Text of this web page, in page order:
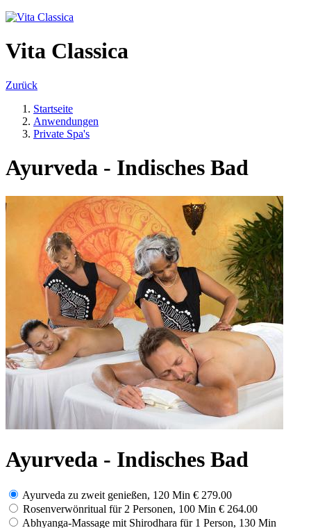
Vita Classica
Zurück
Startseite
Anwendungen
Private Spa's
Ayurveda - Indisches Bad
Ayurveda - Indisches Bad
Ayurveda zu zweit genießen, 120 Min € 279.00
Rosenverwönritual für 2 Personen, 100 Min € 264.00
Abhyanga-Massage mit Shirodhara für 1 Person, 130 Min